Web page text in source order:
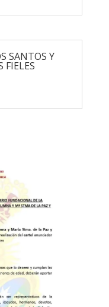
SANTOS Y
FIELES